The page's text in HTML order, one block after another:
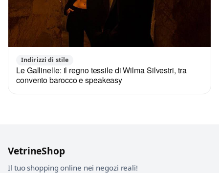
Indirizzi di stile
Le Gallinelle: il regno tessile di Wilma Silvestri, tra
convento barocco e speakeasy
VetrineShop
Il tuo shopping online nei negozi reali!